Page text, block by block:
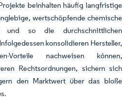
beinhalten häufig langfristige
wertschöpfende chemische
und so die durchschnittlichen
konsolidieren Hersteller,
Vorteile nachweisen können,
Rechtsordnungen, sichern sich
den Marktwert über das bloße